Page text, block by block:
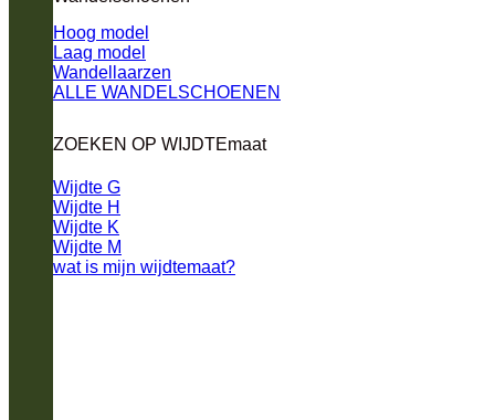
Hoog model
Laag model
Wandellaarzen
ALLE WANDELSCHOENEN
ZOEKEN OP WIJDTEmaat
Wijdte G
Wijdte H
Wijdte K
Wijdte M
wat is mijn wijdtemaat?